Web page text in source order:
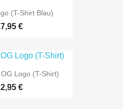
(T-Shirt Blau)
€
Logo (T-Shirt)
€